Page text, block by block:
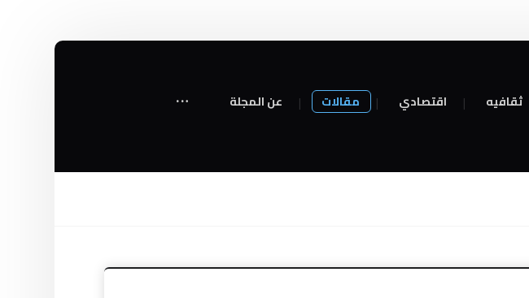
ثقافيه اقتصادي مقالات عن المجلة